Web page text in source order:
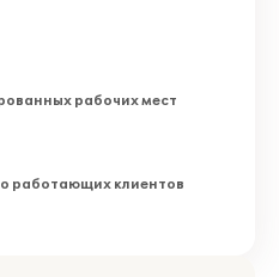
рабочих мест
работающих клиентов